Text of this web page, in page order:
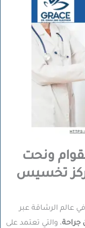
ونحت
تخسيس
عالم الرشاقة عبر
، والتي تعتمد على